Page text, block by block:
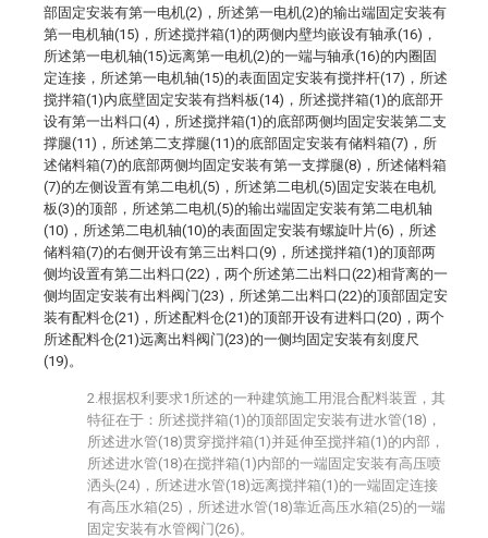
部固定安装有第一电机(2)，所述第一电机(2)的输出端固定安装有
第一电机轴(15)，所述搅拌箱(1)的两侧内壁均嵌设有轴承(16)，
所述第一电机轴(15)远离第一电机(2)的一端与轴承(16)的内圈固
定连接，所述第一电机轴(15)的表面固定安装有搅拌杆(17)，所述
搅拌箱(1)内底壁固定安装有挡料板(14)，所述搅拌箱(1)的底部开
设有第一出料口(4)，所述搅拌箱(1)的底部两侧均固定安装第二支
撑腿(11)，所述第二支撑腿(11)的底部固定安装有储料箱(7)，所
述储料箱(7)的底部两侧均固定安装有第一支撑腿(8)，所述储料箱
(7)的左侧设置有第二电机(5)，所述第二电机(5)固定安装在电机
板(3)的顶部，所述第二电机(5)的输出端固定安装有第二电机轴
(10)，所述第二电机轴(10)的表面固定安装有螺旋叶片(6)，所述
储料箱(7)的右侧开设有第三出料口(9)，所述搅拌箱(1)的顶部两
侧均设置有第二出料口(22)，两个所述第二出料口(22)相背离的一
侧均固定安装有出料阀门(23)，所述第二出料口(22)的顶部固定安
装有配料仓(21)，所述配料仓(21)的顶部开设有进料口(20)，两个
所述配料仓(21)远离出料阀门(23)的一侧均固定安装有刻度尺
(19)。
2.根据权利要求1所述的一种建筑施工用混合配料装置，其
特征在于：所述搅拌箱(1)的顶部固定安装有进水管(18)，
所述进水管(18)贯穿搅拌箱(1)并延伸至搅拌箱(1)的内部，
所述进水管(18)在搅拌箱(1)内部的一端固定安装有高压喷
洒头(24)，所述进水管(18)远离搅拌箱(1)的一端固定连接
有高压水箱(25)，所述进水管(18)靠近高压水箱(25)的一端
固定安装有水管阀门(26)。